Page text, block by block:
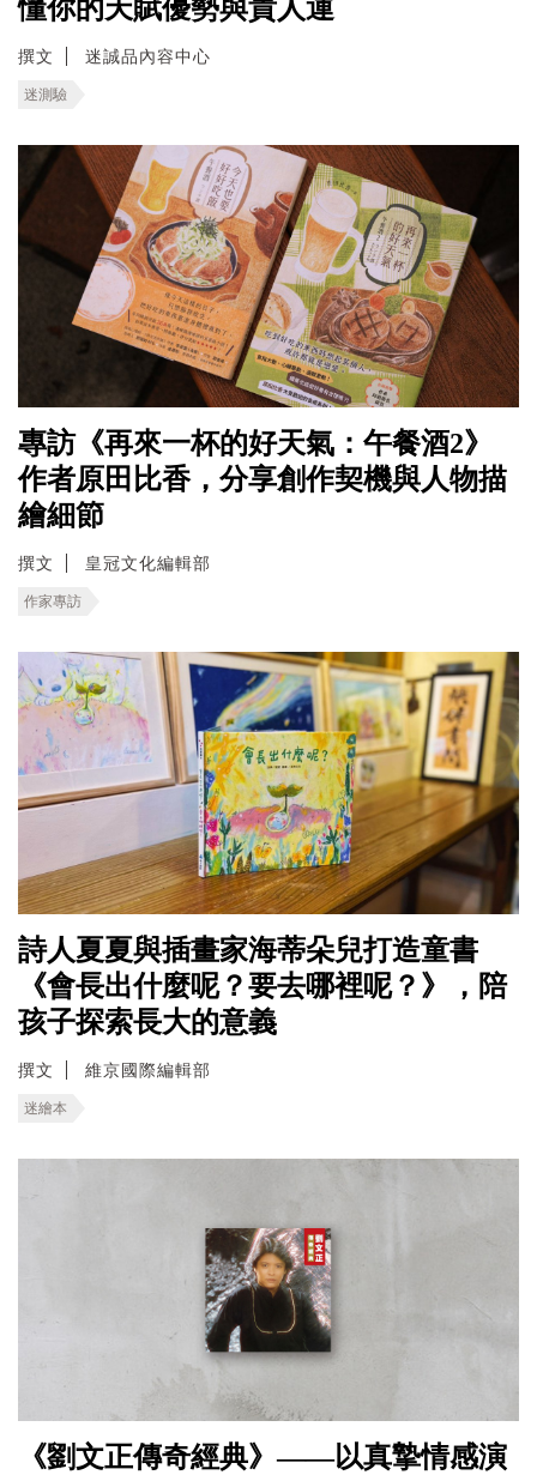
懂你的天賦優勢與貴人運
撰文 迷誠品內容中心
迷測驗
專訪《再來一杯的好天氣：午餐酒2》
作者原田比香，分享創作契機與人物描
繪細節
撰文 皇冠文化編輯部
作家專訪
詩人夏夏與插畫家海蒂朵兒打造童書
《會長出什麼呢？要去哪裡呢？》，陪
孩子探索長大的意義
撰文 維京國際編輯部
迷繪本
《劉文正傳奇經典》——以真摯情感演